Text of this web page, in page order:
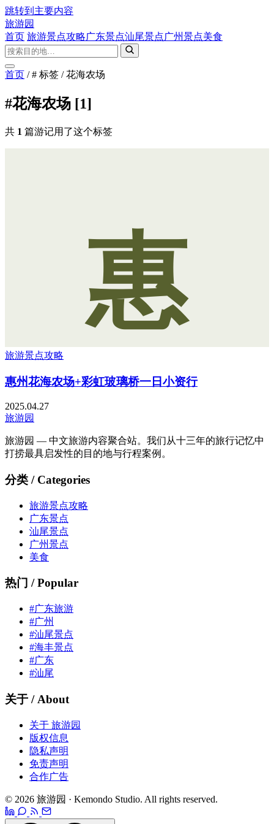
跳转到主要内容
旅游园
首页 旅游景点攻略广东景点汕尾景点广州景点美食
首页 / # 标签 / 花海农场
#花海农场 [1]
共 1 篇游记用了这个标签
惠
旅游景点攻略
惠州花海农场+彩虹玻璃桥一日小资行
2025.04.27
旅游园
旅游园 — 中文旅游内容聚合站。我们从十三年的旅行记忆中
打捞最具启发性的目的地与行程案例。
分类 / Categories
旅游景点攻略
广东景点
汕尾景点
广州景点
美食
热门 / Popular
#广东旅游
#广州
#汕尾景点
#海丰景点
#广东
#汕尾
关于 / About
关于 旅游园
版权信息
隐私声明
免责声明
合作广告
© 2026 旅游园 · Kemondo Studio. All rights reserved.